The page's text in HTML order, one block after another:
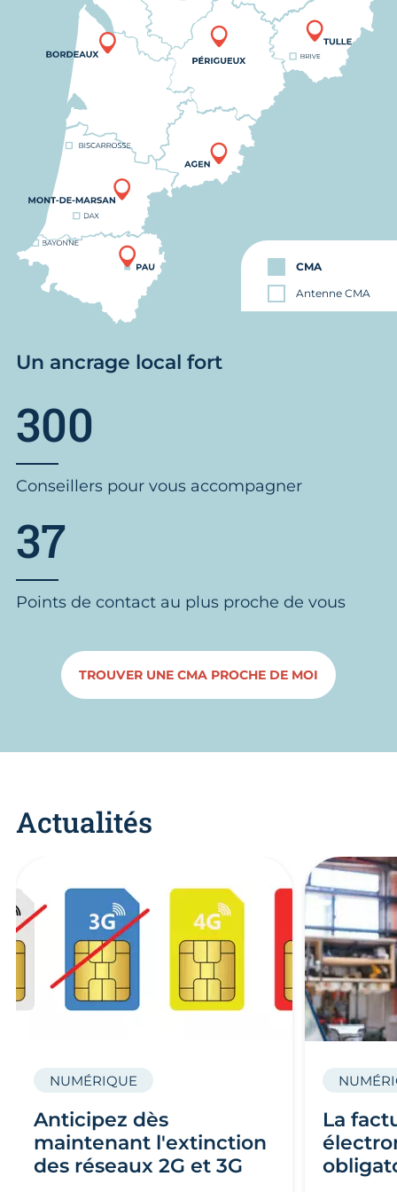
CMA
Antenne CMA
Un ancrage local fort
300
Conseillers pour vous accompagner
37
Points de contact au plus proche de vous
TROUVER UNE CMA PROCHE DE MOI
Actualités
Anticipez dès
maintenant l'extinction
des réseaux 2G et 3G
NUMÉRIQUE
La